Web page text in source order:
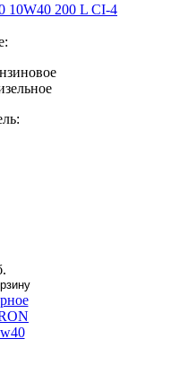
10W40 200 L CI-4